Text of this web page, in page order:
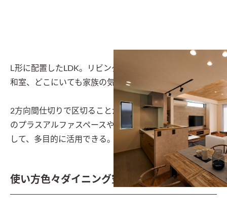
Ⅼ形に配置したLDK。リビング、ダイニング、キッチン、
和室、どこにいても家族の気配を感じられるように。
2方向間仕切りで区切ることができる畳の空間は、普段
のプラスアルファスペースや、来客時のゲストルームと
して、多目的に活用できる。
使い方色々ダイニング空間